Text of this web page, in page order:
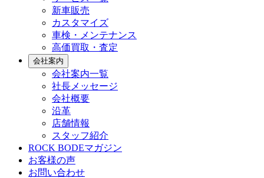
新車販売
カスタマイズ
車検・メンテナンス
高価買取・査定
会社案内
会社案内一覧
社長メッセージ
会社概要
沿革
店舗情報
スタッフ紹介
ROCK BODEマガジン
お客様の声
お問い合わせ